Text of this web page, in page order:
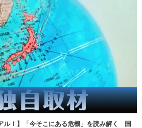
ル！】「今そこにある危機」を読み解く 国